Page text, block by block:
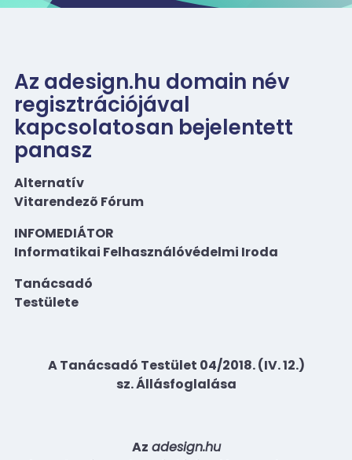
Az adesign.hu domain név
regisztrációjával
kapcsolatosan bejelentett
panasz
Alternatív
Vitarendezõ Fórum
INFOMEDIÁTOR
Informatikai Felhasználóvédelmi Iroda
Tanácsadó
Testülete
A Tanácsadó Testület 04/2018. (IV. 12.)
sz. Állásfoglalása
Az adesign.hu